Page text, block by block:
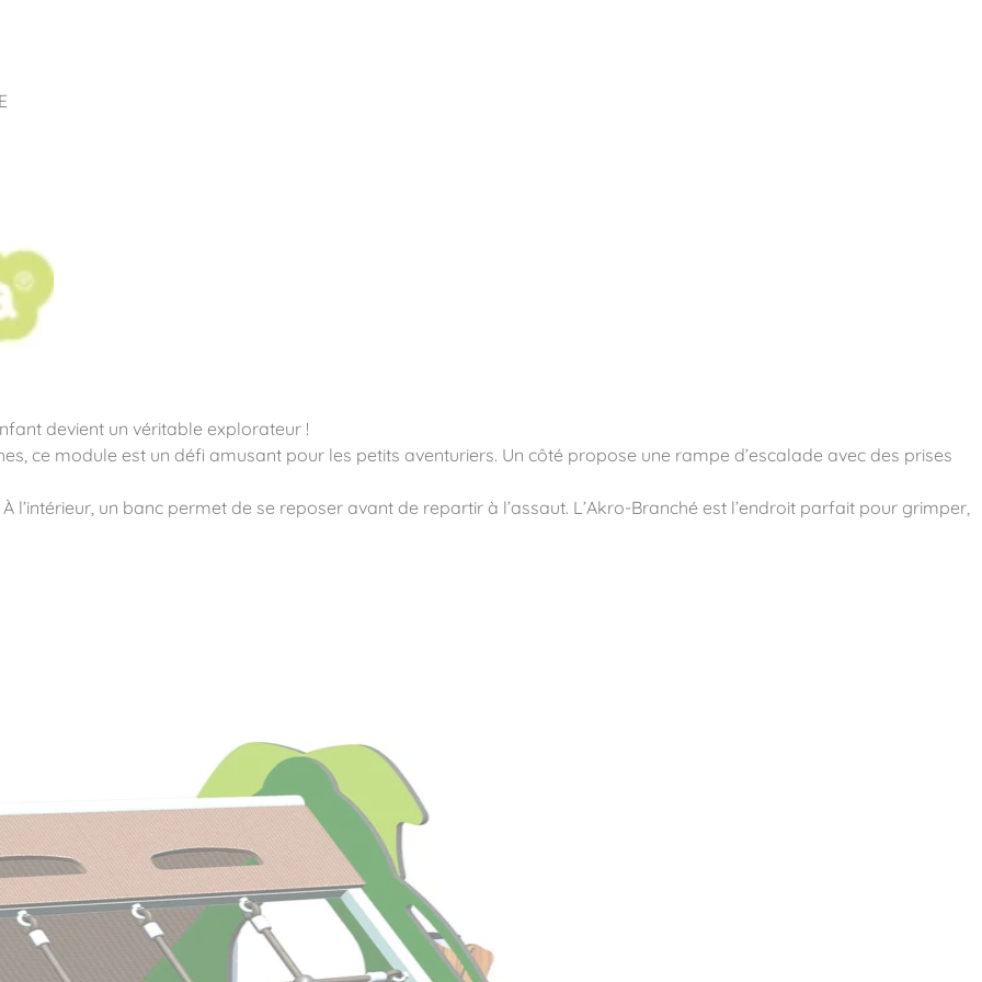
sportifs
devient un véritable explorateur !
ce module est un défi amusant pour les petits aventuriers. Un côté propose une rampe d’escalade avec des prises
l’intérieur, un banc permet de se reposer avant de repartir à l’assaut. L’Akro-Branché est l’endroit parfait pour grimper,